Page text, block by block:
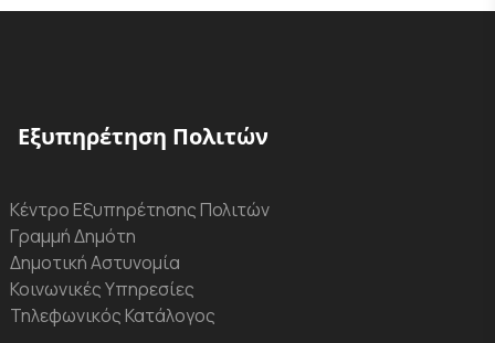
Εξυπηρέτηση Πολιτών
Κέντρο Εξυπηρέτησης Πολιτών
Γραμμή Δημότη
Δημοτική Αστυνομία
Κοινωνικές Υπηρεσίες
Τηλεφωνικός Κατάλογος